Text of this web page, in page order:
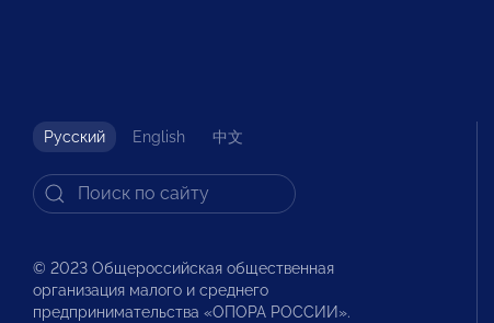
Русский English 中文
© 2023 Общероссийская общественная
организация малого и среднего
предпринимательства «ОПОРА РОССИИ».